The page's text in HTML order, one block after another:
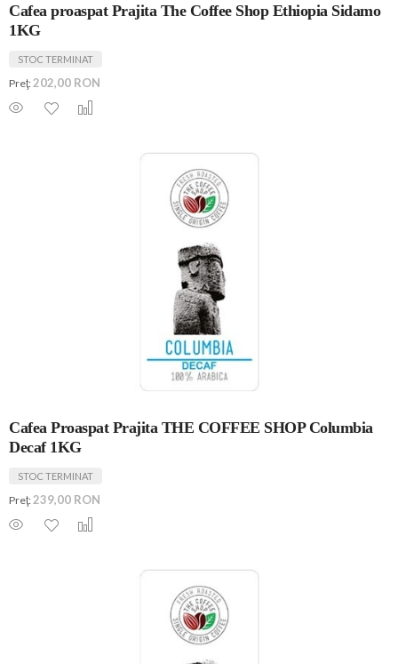
Cafea proaspat Prajita The Coffee Shop Ethiopia Sidamo
1KG
STOC TERMINAT
Preţ:202,00 RON
Cafea Proaspat Prajita THE COFFEE SHOP Columbia
Decaf 1KG
STOC TERMINAT
Preţ:239,00 RON